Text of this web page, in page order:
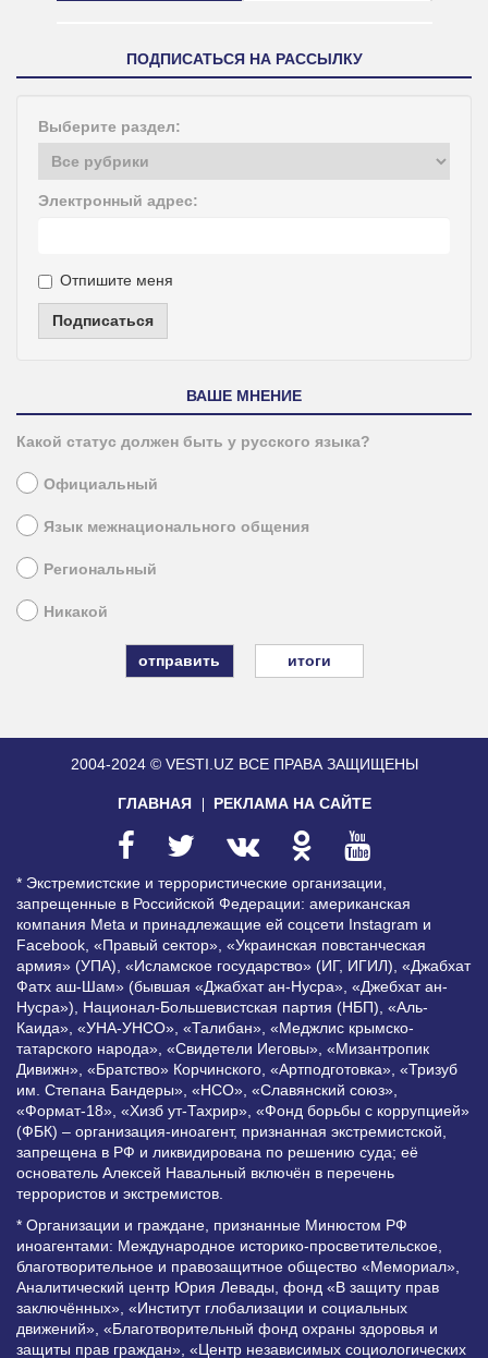
ПОДПИСАТЬСЯ НА РАССЫЛКУ
Выберите раздел:
Электронный адрес:
Отпишите меня
Подписаться
ВАШЕ МНЕНИЕ
Какой статус должен быть у русского языка?
Официальный
Язык межнационального общения
Региональный
Никакой
итоги
2004-2024 © VESTI.UZ ВСЕ ПРАВА ЗАЩИЩЕНЫ
ГЛАВНАЯ РЕКЛАМА НА САЙТЕ
* Экстремистские и террористические организации,
запрещенные в Российской Федерации: американская
компания Meta и принадлежащие ей соцсети Instagram и
Facebook, «Правый сектор», «Украинская повстанческая
армия» (УПА), «Исламское государство» (ИГ, ИГИЛ), «Джабхат
Фатх аш-Шам» (бывшая «Джабхат ан-Нусра», «Джебхат ан-
Нусра»), Национал-Большевистская партия (НБП), «Аль-
Каида», «УНА-УНСО», «Талибан», «Меджлис крымско-
татарского народа», «Свидетели Иеговы», «Мизантропик
Дивижн», «Братство» Корчинского, «Артподготовка», «Тризуб
им. Степана Бандеры», «НСО», «Славянский союз»,
«Формат-18», «Хизб ут-Тахрир», «Фонд борьбы с коррупцией»
(ФБК) – организация-иноагент, признанная экстремистской,
запрещена в РФ и ликвидирована по решению суда; её
основатель Алексей Навальный включён в перечень
террористов и экстремистов.
* Организации и граждане, признанные Минюстом РФ
иноагентами: Международное историко-просветительское,
благотворительное и правозащитное общество «Мемориал»,
Аналитический центр Юрия Левады, фонд «В защиту прав
заключённых», «Институт глобализации и социальных
движений», «Благотворительный фонд охраны здоровья и
защиты прав граждан», «Центр независимых социологических